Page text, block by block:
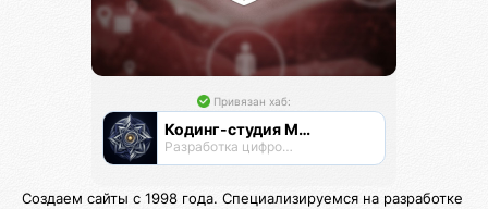
Привязан хаб:
Кодинг-студия Магнатор
Разработка цифровых продуктов
Создаем сайты с 1998 года. Специализируемся на разработке